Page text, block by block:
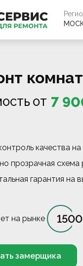
ОТ 7
качества
прозрачная схема
гарантия на
на рынке 1500
замерщика